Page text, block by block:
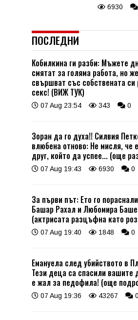
6930
ПОСЛЕДНИ
Кобилкина ги разби: Мъжете
смятат за голяма работа, но
свършват със собствената
секс! (ВИЖ ТУК)
07 Aug 23:54 343 0
Зоран да го духа!! Силвия
влюбена отново: Не мисля, че
друг, който да успее... (още
07 Aug 19:43 6930 0
За първи път: Ето го
Башар Рахал и Любомира
(актрисата разцъфна като
07 Aug 19:40 1848 0
Емануела след убийството в
Тези деца са спасили вашите
е жал за педофила! (още
07 Aug 19:36 43267 0